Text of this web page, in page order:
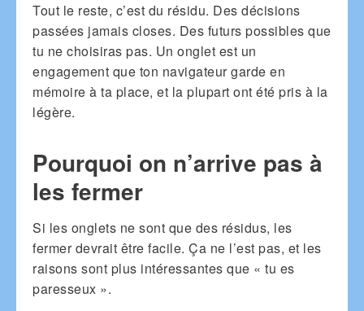
Tout le reste, c’est du résidu. Des décisions
passées jamais closes. Des futurs possibles que
tu ne choisiras pas. Un onglet est un
engagement que ton navigateur garde en
mémoire à ta place, et la plupart ont été pris à la
légère.
Pourquoi on n’arrive pas à
les fermer
Si les onglets ne sont que des résidus, les
fermer devrait être facile. Ça ne l’est pas, et les
raisons sont plus intéressantes que « tu es
paresseux ».